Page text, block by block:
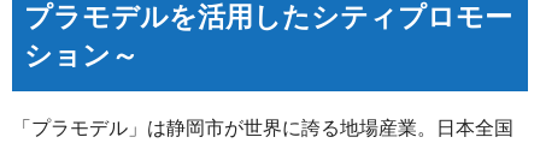
プラモデルを活用したシティプロモー
ション～
「プラモデル」は静岡市が世界に誇る地場産業。日本全国